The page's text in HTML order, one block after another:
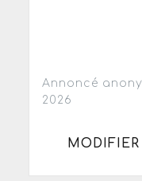
Annoncé
2026